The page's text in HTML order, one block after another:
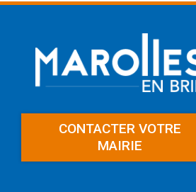
CONTACTER VOTRE
MAIRIE